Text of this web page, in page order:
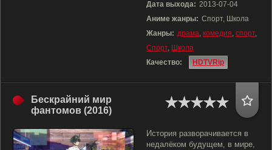
Дата выхода: 2013-07-04
Аниме жанры: Спорт, Школа
Жанры: драма, комедия, спорт,
Спорт, Школа
Качество:
HDTVRip
Бескрайний мир
фантомов (2016)
История разворачивается в
недалёком будущем, в мире,